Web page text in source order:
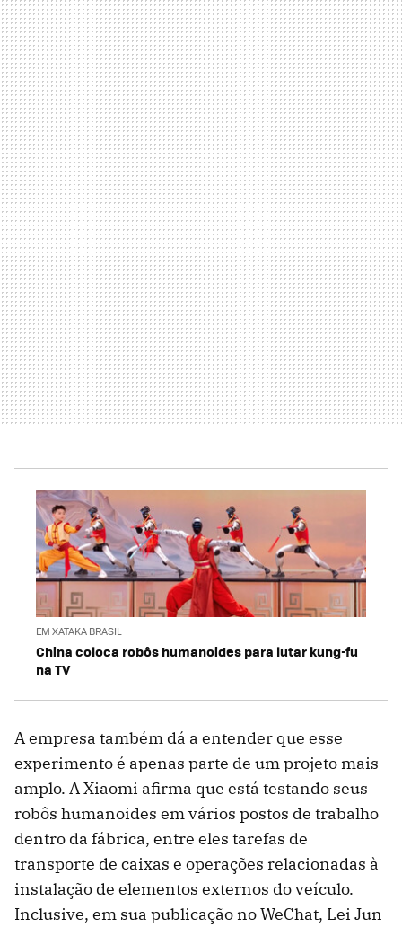
EM XATAKA BRASIL
China coloca robôs humanoides para lutar kung-fu
na TV
A empresa também dá a entender que esse
experimento é apenas parte de um projeto mais
amplo. A Xiaomi afirma que está testando seus
robôs humanoides em vários postos de trabalho
dentro da fábrica, entre eles tarefas de
transporte de caixas e operações relacionadas à
instalação de elementos externos do veículo.
Inclusive, em sua publicação no WeChat, Lei Jun